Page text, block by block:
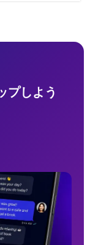
プしよう